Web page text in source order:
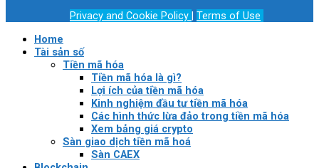
Privacy and Cookie Policy
Terms of Use
Home
Tài sản số
Tiền mã hóa
Tiền mã hóa là gì?
Lợi ích của tiền mã hóa
Kinh nghiệm đầu tư tiền mã hóa
Các hình thức lừa đảo trong tiền mã hóa
Xem bảng giá crypto
Sàn giao dịch tiền mã hoá
Sàn CAEX